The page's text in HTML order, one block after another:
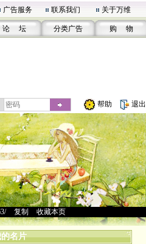
广告服务 联系我们 关于万维
论 坛 分类广告 购 物
帮助 退出
> 复制 收藏本页
名片